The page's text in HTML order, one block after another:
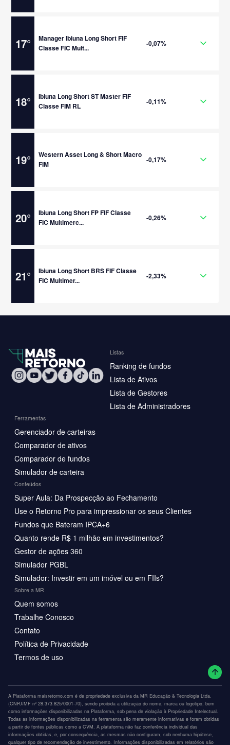
17°
Manager Ibiuna Long Short FIF
Classe FIC Mult...
-0,07%
18°
Ibiuna Long Short ST Master FIF
Classe FIM RL
-0,11%
19°
Western Asset Long & Short Macro
FIM
-0,17%
20°
Ibiuna Long Short FP FIF Classe
FIC Multimerc...
-0,26%
21°
Ibiuna Long Short BRS FIF Classe
FIC Multimer...
-2,33%
Listas
Ranking de fundos
Lista de Ativos
Lista de Gestores
Lista de Administradores
Ferramentas
Gerenciador de carteiras
Comparador de ativos
Comparador de fundos
Simulador de carteira
Conteúdos
Super Aula: Da Prospecção ao Fechamento
Use o Retorno Pro para impressionar os seus Clientes
Fundos que Bateram IPCA+6
Quanto rende R$ 1 milhão em investimentos?
Gestor de ações 360
Simulador PGBL
Simulador: Investir em um imóvel ou em FIIs?
Sobre a MR
Quem somos
Trabalhe Conosco
Contato
Política de Privacidade
Termos de uso
A Plataforma maisretorno.com é de propriedade exclusiva da MR Educação & Tecnologia Ltda.
(CNPJ/MF nº 28.373.825/0001-70), sendo proibida a utilização do nome, marca ou logotipo, bem
como informações disponibilizadas na Plataforma, sob pena de violação à Propriedade Intelectual.
Todas as informações disponibilizadas na ferramenta são meramente informativas e foram obtidas
a partir de fontes públicas como a CVM. A plataforma não faz conferência individual das
informações obtidas, e, por consequência, as mesmas não configuram, sob nenhuma hipótese,
qualquer tipo de recomendação de investimento. Informações disponibilizadas em relatórios são